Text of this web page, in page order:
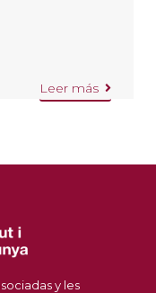
Leer más
y les